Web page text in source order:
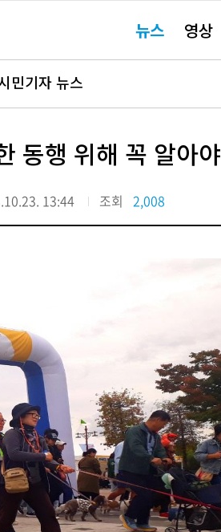
요뉴스 영상
민기자 뉴스
동행 위해 꼭 알아
13:44 조회 2,008